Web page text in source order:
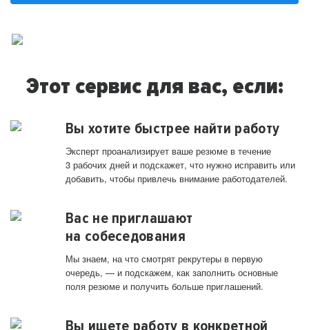
Этот сервис для вас, если:
Вы хотите быстрее найти работу
Эксперт проанализирует ваше резюме в течение
3 рабочих дней и подскажет, что нужно исправить или
добавить, чтобы привлечь внимание работодателей.
Вас не приглашают
на собеседования
Мы знаем, на что смотрят рекрутеры в первую
очередь, — и подскажем, как заполнить основные
поля резюме и получить больше приглашений.
Вы ищете работу в конкретной